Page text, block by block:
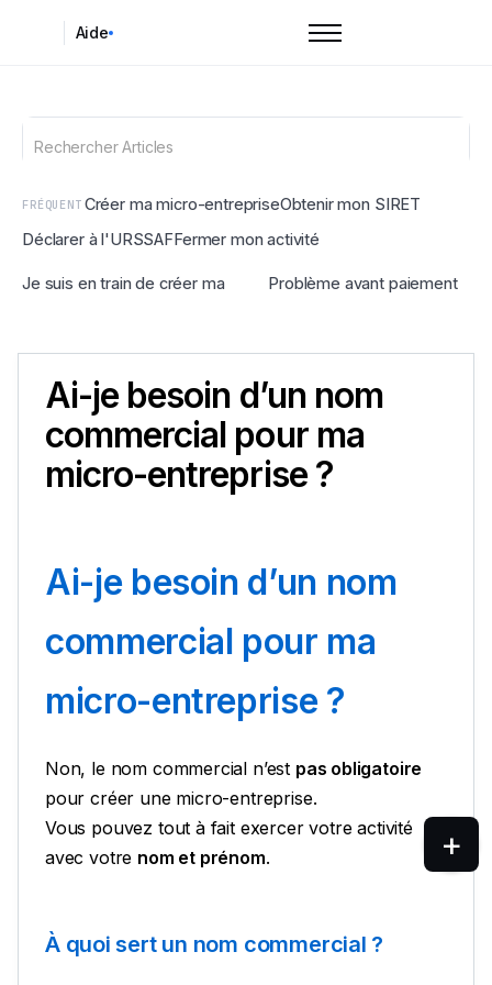
Aide
FRÉQUENT Créer ma micro-entrepriseObtenir mon SIRET
Déclarer à l'URSSAFFermer mon activité
Problème avant paiement
Ai-je besoin d’un nom
commercial pour ma
micro-entreprise ?
Ai-je besoin d’un nom
commercial pour ma
micro-entreprise ?
Non, le nom commercial n’est pas obligatoire
pour créer une micro-entreprise.
Vous pouvez tout à fait exercer votre activité
avec votre nom et prénom.
À quoi sert un nom commercial ?